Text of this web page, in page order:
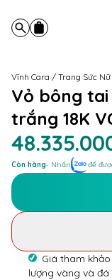
Vĩnh Cara / Trang Sức Nữ
Vỏ bông
trắng 18K
Còn hàng- Nhấn để
Giá tham
lượng vàng và đá